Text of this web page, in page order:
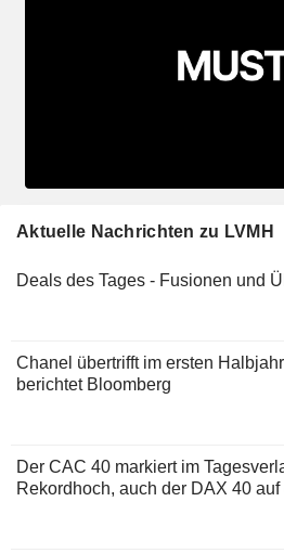
Aktuelle Nachrichten zu LVMH
Deals des Tages - Fusionen und
Chanel übertrifft im ersten
berichtet Bloomberg
Der CAC 40 markiert im
Rekordhoch, auch der DAX 40 auf